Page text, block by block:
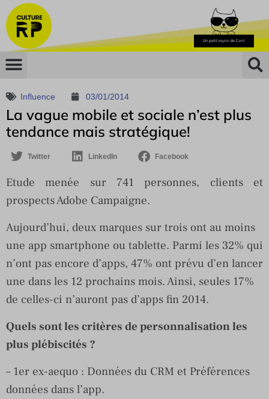
Influence 03/01/2014
La vague mobile et sociale n’est plus
tendance mais stratégique!
Twitter LinkedIn Facebook
Etude menée sur 741 personnes, clients et
prospects Adobe Campaigne.
Aujourd’hui, deux marques sur trois ont au moins
une app smartphone ou tablette. Parmi les 32% qui
n’ont pas encore d’apps, 47% ont prévu d’en lancer
une dans les 12 prochains mois. Ainsi, seules 17%
de celles-ci n’auront pas d’apps fin 2014.
Quels sont les critères de personnalisation les
plus plébiscités ?
– 1er ex-aequo : Données du CRM et Préférences
données dans l’app.